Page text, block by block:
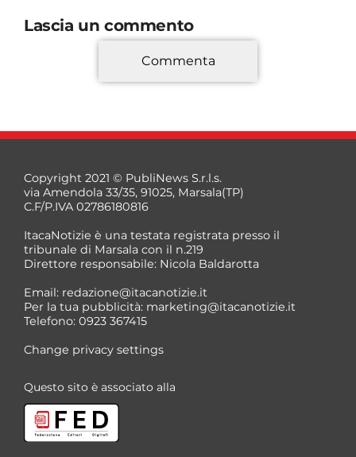
Lascia un commento
*
*
Commenta
Copyright 2021 © PubliNews S.r.l.s.
via Amendola 33/35, 91025, Marsala(TP)
C.F/P.IVA 02786180816
ItacaNotizie è una testata registrata presso il
tribunale di Marsala con il n.219
Direttore responsabile: Nicola Baldarotta
Email: redazione@itacanotizie.it
Per la tua pubblicità: marketing@itacanotizie.it
Telefono: 0923 367415
Change privacy settings
Questo sito è associato alla